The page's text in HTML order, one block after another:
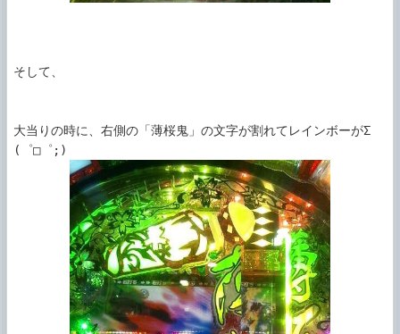
そして、
大当りの時に、右側の「薄桜鬼」の文字が割れてレインボーがΣ
(゜□゜;)